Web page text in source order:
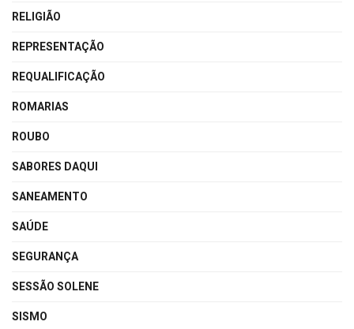
RELIGIÃO
REPRESENTAÇÃO
REQUALIFICAÇÃO
ROMARIAS
ROUBO
SABORES DAQUI
SANEAMENTO
SAÚDE
SEGURANÇA
SESSÃO SOLENE
SISMO